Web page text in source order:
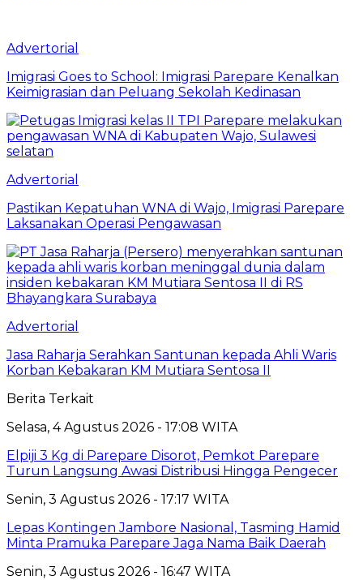
Advertorial
Imigrasi Goes to School: Imigrasi Parepare Kenalkan
Keimigrasian dan Peluang Sekolah Kedinasan
Advertorial
Pastikan Kepatuhan WNA di Wajo, Imigrasi Parepare
Laksanakan Operasi Pengawasan
Advertorial
Jasa Raharja Serahkan Santunan kepada Ahli Waris
Korban Kebakaran KM Mutiara Sentosa II
Berita Terkait
Selasa, 4 Agustus 2026 - 17:08 WITA
Elpiji 3 Kg di Parepare Disorot, Pemkot Parepare
Turun Langsung Awasi Distribusi Hingga Pengecer
Senin, 3 Agustus 2026 - 17:17 WITA
Lepas Kontingen Jambore Nasional, Tasming Hamid
Minta Pramuka Parepare Jaga Nama Baik Daerah
Senin, 3 Agustus 2026 - 16:47 WITA